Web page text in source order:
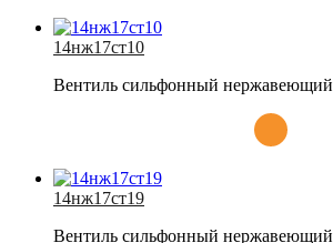
14нж17ст10
Вентиль сильфонный нержавеющий
14нж17ст19
Вентиль сильфонный нержавеющий